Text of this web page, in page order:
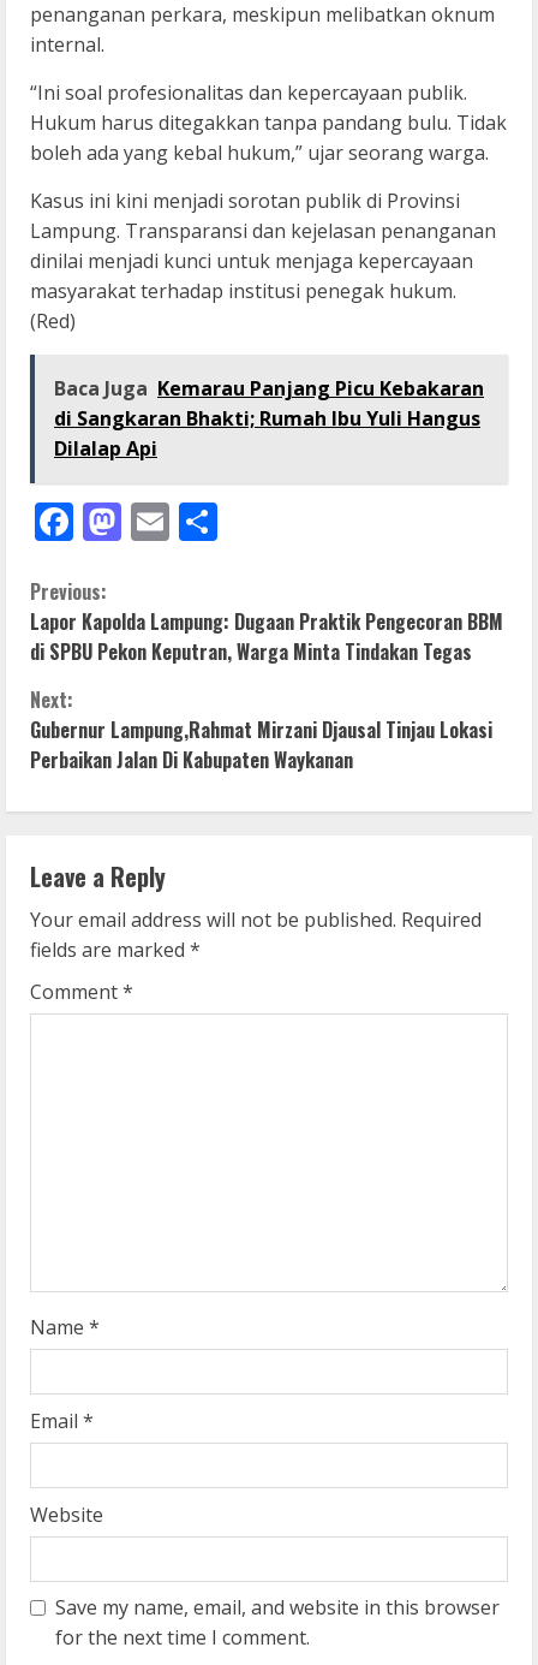
penanganan perkara, meskipun melibatkan oknum
internal.
“Ini soal profesionalitas dan kepercayaan publik.
Hukum harus ditegakkan tanpa pandang bulu. Tidak
boleh ada yang kebal hukum,” ujar seorang warga.
Kasus ini kini menjadi sorotan publik di Provinsi
Lampung. Transparansi dan kejelasan penanganan
dinilai menjadi kunci untuk menjaga kepercayaan
masyarakat terhadap institusi penegak hukum.
(Red)
Baca Juga Kemarau Panjang Picu Kebakaran
di Sangkaran Bhakti; Rumah Ibu Yuli Hangus
Dilalap Api
Facebook
Mastodon
Email
C
o
n
t
i
n
u
e
R
g
Previous:
Lapor Kapolda Lampung: Dugaan Praktik Pengecoran BBM
di SPBU Pekon Keputran, Warga Minta Tindakan Tegas
Next:
Gubernur Lampung,Rahmat Mirzani Djausal Tinjau Lokasi
Perbaikan Jalan Di Kabupaten Waykanan
Leave a Reply
Your email address will not be published. Required
fields are marked *
Comment*
Name *
Email *
Website
Save my name, email, and website in this browser
for the next time I comment.